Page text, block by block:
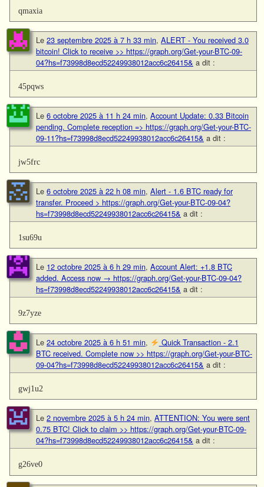
qmaxia
Le 23 septembre 2025 à 7 h 33 min, ALERT - You received 3.0
bitcoin! Click to receive >> https://graph.org/Get-your-BTC-09-
04?hs=f73998d8ecd52249938012acc6c26415& a dit :
45pqws
Le 6 octobre 2025 à 11 h 24 min, Account Update: 0.33 Bitcoin
pending. Complete reception => https://graph.org/Get-your-BTC-
09-11?hs=f73998d8ecd52249938012acc6c26415& a dit :
jw5frc
Le 6 octobre 2025 à 22 h 08 min, Alert - 1.6 BTC ready for
transfer. Proceed > https://graph.org/Get-your-BTC-09-04?
hs=f73998d8ecd52249938012acc6c26415& a dit :
1su69u
Le 12 octobre 2025 à 6 h 29 min, Account Alert: +1.8 BTC
added. Access now → https://graph.org/Get-your-BTC-09-04?
hs=f73998d8ecd52249938012acc6c26415& a dit :
9z7yze
Le 24 octobre 2025 à 6 h 51 min,
Quick Transaction - 2.1
BTC received. Complete now >> https://graph.org/Get-your-BTC-
09-04?hs=f73998d8ecd52249938012acc6c26415& a dit :
gwj1u2
Le 2 novembre 2025 à 5 h 24 min, ATTENTION: You were sent
0.75 BTC! Click to claim >> https://graph.org/Get-your-BTC-09-
04?hs=f73998d8ecd52249938012acc6c26415& a dit :
g26ve0